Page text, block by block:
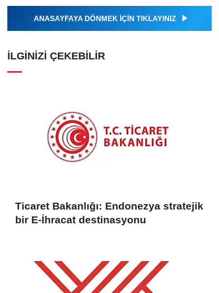
ANASAYFAYA DÖNMEK İÇİN TIKLAYINIZ
İLGINIZI ÇEKEBILIR
Ticaret Bakanlığı: Endonezya stratejik
bir E-İhracat destinasyonu